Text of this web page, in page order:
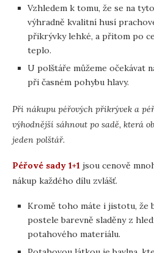
Vzhledem k tomu, že se na
výhradně kvalitní husí
přikrývky lehké, a přitom po
teplo.
U polštáře můžeme očekávat
při časném pohybu hlavy.
Při nákupu péřových přikrývek a
výhodnější sáhnout po sadě, která
jeden polštář.
Péřové sady 1+1 jsou cenově
nákup každého dílu zvlášť.
Kromě toho máte i jistotu, že
postele barevně sladěny z
potahového materiálu.